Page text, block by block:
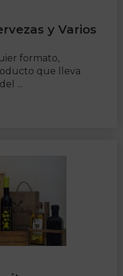
y Varios
formato,
que lleva
...